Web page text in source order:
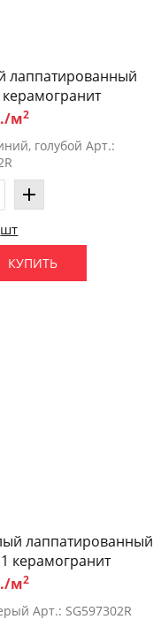
лаппатированный
м2
голубой Арт.:
шт
КУПИТЬ
лаппатированный
керамогранит
м2
Арт.: SG597302R